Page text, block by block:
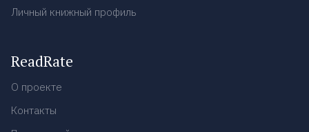
Личный книжный профиль
ReadRate
О проекте
Контакты